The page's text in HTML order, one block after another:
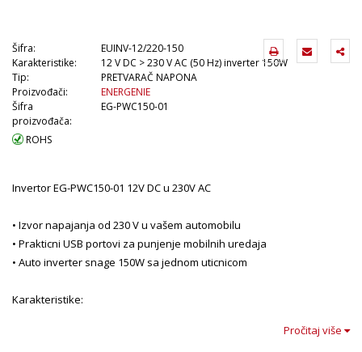
Šifra:
EUINV-12/220-150
Karakteristike:
12 V DC > 230 V AC (50 Hz) inverter 150W
Tip:
PRETVARAČ NAPONA
Proizvođači:
ENERGENIE
Šifra
proizvođača:
EG-PWC150-01
ROHS
Invertor EG-PWC150-01 12V DC u 230V AC
• Izvor napajanja od 230 V u vašem automobilu
• Prakticni USB portovi za punjenje mobilnih uredaja
• Auto inverter snage 150W sa jednom uticnicom
Karakteristike:
naizmenicnom strujom (max. 150W), kao što su prenosivi racunari,
Pročitaj više